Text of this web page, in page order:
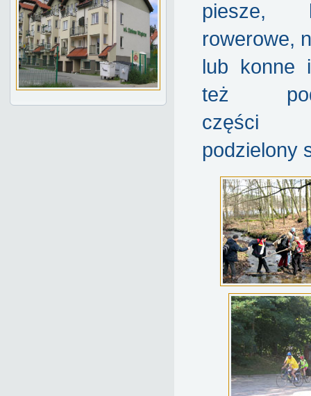
piesze,
rowerowe,
lub konne
też
części
podzielony